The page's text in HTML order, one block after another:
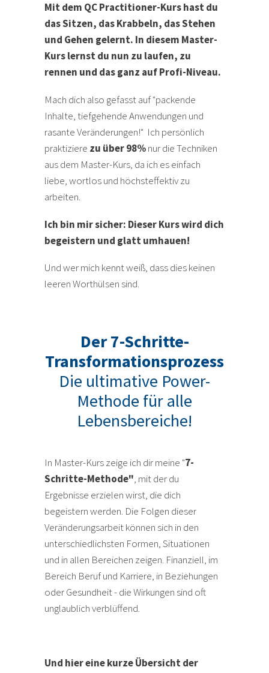
Mit dem QC Practitioner-Kurs hast du
das Sitzen, das Krabbeln, das Stehen
und Gehen gelernt. In diesem Master-
Kurs lernst du nun zu laufen, zu
rennen und das ganz auf Profi-Niveau.
Mach dich also gefasst auf "packende
Inhalte, tiefgehende Anwendungen und
rasante Veränderungen!" Ich persönlich
praktiziere zu über 98%nur die Techniken
aus dem Master-Kurs, da ich es einfach
liebe, wortlos und höchsteffektiv zu
arbeiten.
Ich bin mir sicher: Dieser Kurs wird dich
begeistern und glatt umhauen!
Und wer mich kennt weiß, dass dies keinen
leeren Worthülsen sind.
Der 7-Schritte-
Transformationsprozess
Die ultimative Power-
Methode für alle
Lebensbereiche!
In Master-Kurs zeige ich dir meine "7-
Schritte-Methode", mit der du
Ergebnisse erzielen wirst, die dich
begeistern werden. Die Folgen dieser
Veränderungsarbeit können sich in den
unterschiedlichsten Formen, Situationen
und in allen Bereichen zeigen. Finanziell, im
Bereich Beruf und Karriere, in Beziehungen
oder Gesundheit - die Wirkungen sind oft
unglaublich verblüffend.
Und hier eine kurze Übersicht der